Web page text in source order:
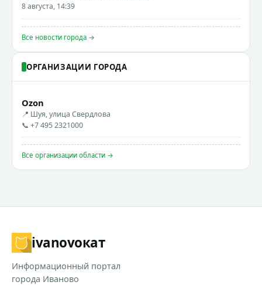
8 августа, 14:39
Все новости города →
ОРГАНИЗАЦИИ ГОРОДА
Ozon
📍 Шуя, улица Свердлова
📞 +7 495 2321000
Все организации области →
ivanovoкат
Информационный портал
города Иваново